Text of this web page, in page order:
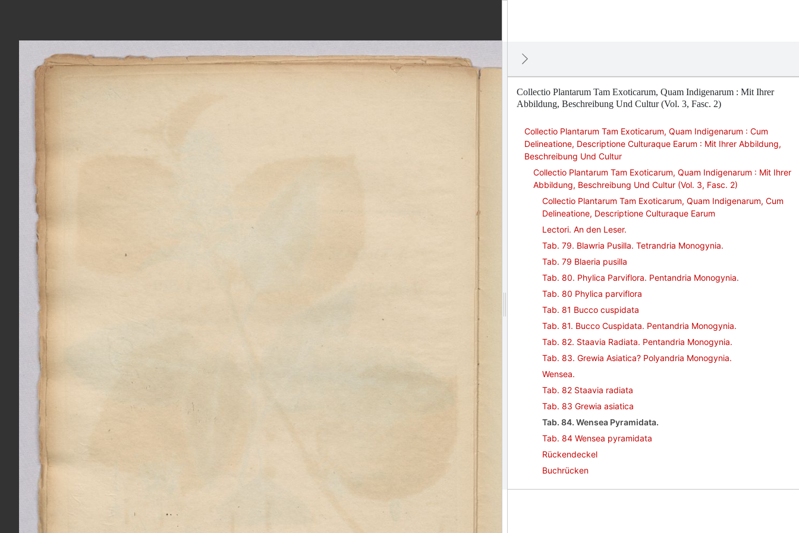
Collectio Plantarum Tam Exoticarum, Quam Indigenarum : Mit Ihrer
Abbildung, Beschreibung Und Cultur (Vol. 3, Fasc. 2)
Collectio Plantarum Tam Exoticarum, Quam Indigenarum : Cum
Delineatione, Descriptione Culturaque Earum : Mit Ihrer Abbildung,
Beschreibung Und Cultur
Collectio Plantarum Tam Exoticarum, Quam Indigenarum : Mit Ihrer
Abbildung, Beschreibung Und Cultur (Vol. 3, Fasc. 2)
Collectio Plantarum Tam Exoticarum, Quam Indigenarum, Cum
Delineatione, Descriptione Culturaque Earum
Lectori. An den Leser.
Tab. 79. Blawria Pusilla. Tetrandria Monogynia.
Tab. 79 Blaeria pusilla
Tab. 80. Phylica Parviflora. Pentandria Monogynia.
Tab. 80 Phylica parviflora
Tab. 81 Bucco cuspidata
Tab. 81. Bucco Cuspidata. Pentandria Monogynia.
Tab. 82. Staavia Radiata. Pentandria Monogynia.
Tab. 83. Grewia Asiatica? Polyandria Monogynia.
Wensea.
Tab. 82 Staavia radiata
Tab. 83 Grewia asiatica
Tab. 84. Wensea Pyramidata.
Tab. 84 Wensea pyramidata
Rückendeckel
Buchrücken